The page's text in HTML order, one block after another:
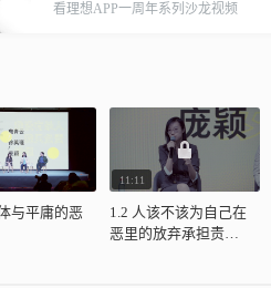
看理想APP一周年系列沙龙视频
与平庸的恶
11:11
1.2 人该不该为自己在
恶里的放弃承担责